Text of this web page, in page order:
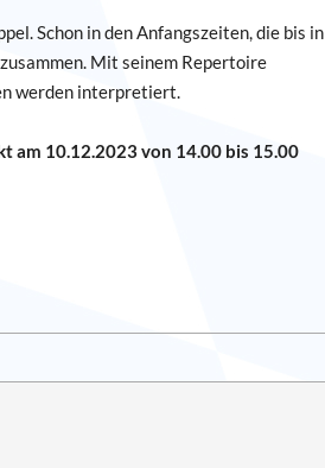
Schon in den Anfangszeiten, die bis in
Mit seinem Repertoire
werden interpretiert.
am 10.12.2023 von 14.00 bis 15.00